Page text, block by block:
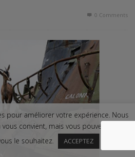
0 Comments
pour améliorer votre expérience. Nous
convient, mais vous pouvez vous
le souhaitez.
ACCEPTEZ